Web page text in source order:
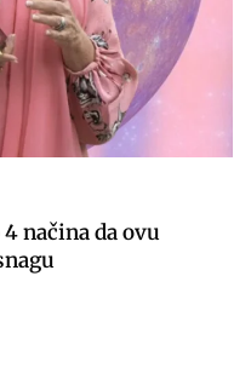
načina da ovu